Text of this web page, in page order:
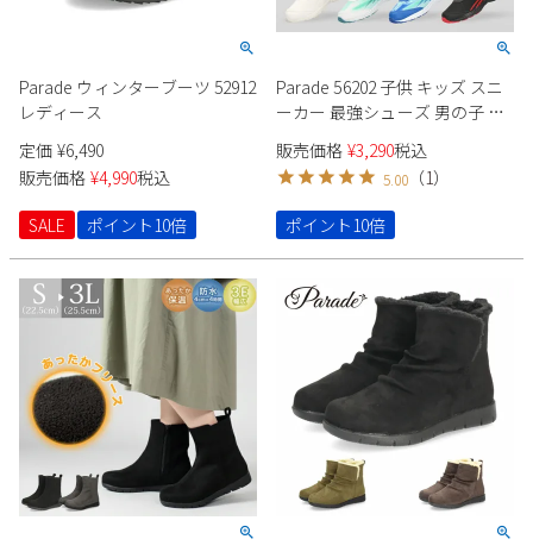
Parade ウィンターブーツ 52912
レディース
定価 ¥6,490
販売価格 ¥4,990税込
SALE
ポイント10倍
Parade 56202 子供 キッズ スニ
ーカー 最強シューズ 男の子 女
の子
販売価格 ¥3,290税込
5.00 （1）
ポイント10倍